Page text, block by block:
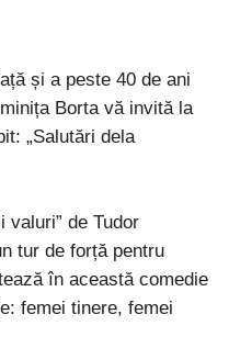
și a peste 40 de ani
Borta vă invită la
„Salutări dela
valuri” de Tudor
tur de forță pentru
în această comedie
femei tinere, femei